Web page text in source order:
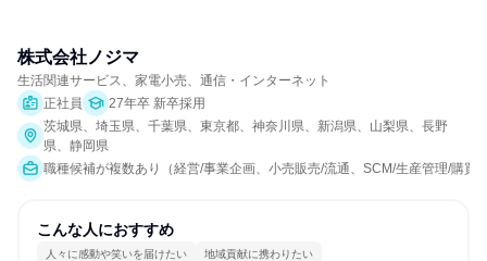
株式会社ノジマ
生活関連サービス、家電小売、通信・インターネット
正社員
27年卒 新卒採用
茨城県、埼玉県、千葉県、東京都、神奈川県、新潟県、山梨県、長野
県、静岡県
職種候補が複数あり（経営/事業企画、小売販売/流通、SCM/生産管理/購買/
こんな人におすすめ
人々に感動や笑いを届けたい 地域貢献に携わりたい